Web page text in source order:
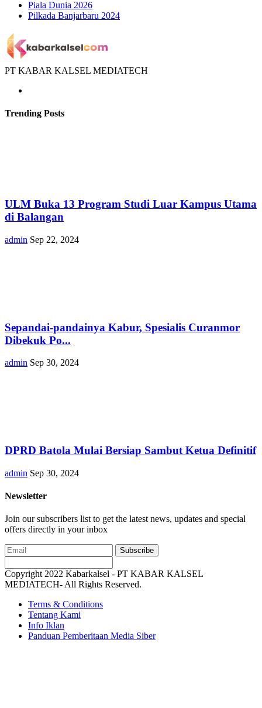
Piala Dunia 2026
Pilkada Banjarbaru 2024
PT KABAR KALSEL MEDIATECH
Trending Posts
ULM Buka 13 Program Studi Luar Kampus Utama
di Balangan
admin Sep 22, 2024
Sepandai-pandainya Kabur, Spesialis Curanmor
Dibekuk Po...
admin Sep 30, 2024
DPRD Batola Mulai Bersiap Sambut Ketua Definitif
admin Sep 30, 2024
Newsletter
Join our subscribers list to get the latest news, updates and special
offers directly in your inbox
Subscribe
Copyright 2022 Kabarkalsel - PT KABAR KALSEL
MEDIATECH- All Rights Reserved.
Terms & Conditions
Tentang Kami
Info Iklan
Panduan Pemberitaan Media Siber